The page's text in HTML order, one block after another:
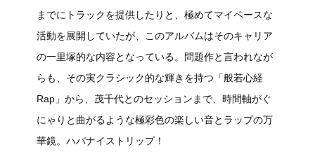
までにトラックを提供したりと、極めてマイペースな
活動を展開していたが、このアルバムはそのキャリア
の一里塚的な内容となっている。問題作と言われなが
らも、その実クラシック的な輝きを持つ「般若心経
Rap」から、茂千代とのセッションまで、時間軸がぐ
にゃりと曲がるような極彩色の楽しい音とラップの万
華鏡。ハバナイストリップ！